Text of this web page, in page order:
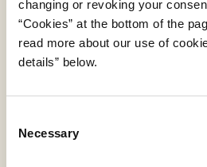
changing or revoking your
“Cookies” at the bottom of the
read more about our use of
details” below.
Necessary
fællesoffentlige og europæisk
standard DCAT-AP-DK.
Læs mere om standarden